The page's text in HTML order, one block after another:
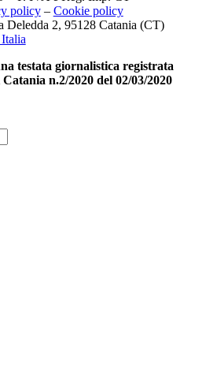
policy– Cookie policy
Deledda 2, 95128 Catania (CT)
testata giornalistica registrata
n.2/2020 del 02/03/2020